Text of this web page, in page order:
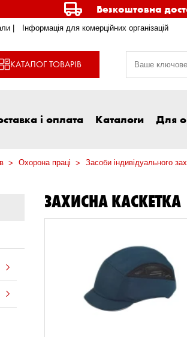
Безкоштовна
| Інформація для комерційних організацій
КАТАЛОГ ТОВАРІВ
і оплата Каталоги Для
Охорона праці Засоби індивідуального
ЗАХИСНА КАСКЕТКА